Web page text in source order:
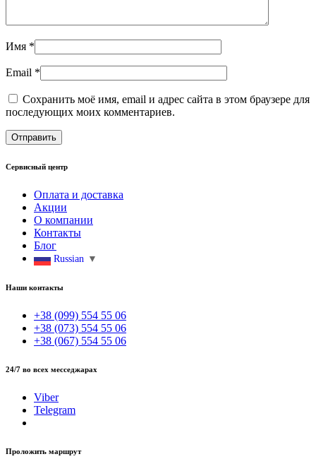
Имя *
Email *
Сохранить моё имя, email и адрес сайта в этом браузере для
последующих моих комментариев.
Сервисный центр
Оплата и доставка
Акции
О компании
Контакты
Блог
Russian ▼
Наши контакты
+38 (099) 554 55 06
+38 (073) 554 55 06
+38 (067) 554 55 06
24/7 во всех месседжарах
Viber
Telegram
Проложить маршрут